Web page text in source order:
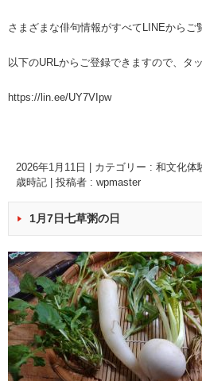
さまざまな俳句情報がすべてLINEからご
以下のURLからご登録できますので、タ
https://lin.ee/UY7VIpw
2026年1月11日 カテゴリー : 和文化体
歳時記
投稿者 : wpmaster
1月7日七草粥の日